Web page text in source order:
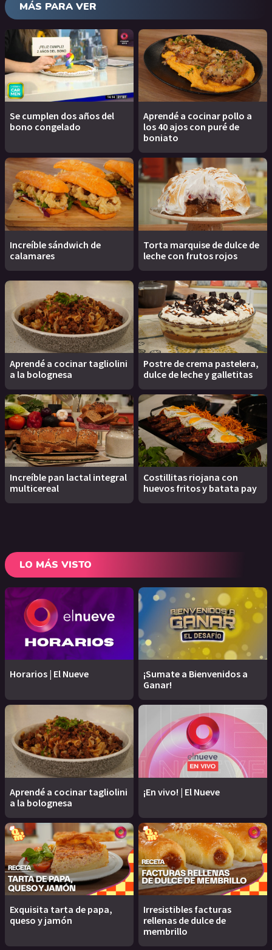
MÁS PARA VER
Se cumplen dos años del
bono congelado
Aprendé a cocinar pollo a
los 40 ajos con puré de
boniato
Increíble sándwich de
calamares
Torta marquise de dulce de
leche con frutos rojos
Aprendé a cocinar tagliolini
a la bolognesa
Postre de crema pastelera,
dulce de leche y galletitas
Increíble pan lactal integral
multicereal
Costillitas riojana con
huevos fritos y batata pay
LO MÁS VISTO
Horarios | El Nueve
¡Sumate a Bienvenidos a
Ganar!
Aprendé a cocinar tagliolini
a la bolognesa
¡En vivo! | El Nueve
Exquisita tarta de papa,
queso y jamón
Irresistibles facturas
rellenas de dulce de
membrillo